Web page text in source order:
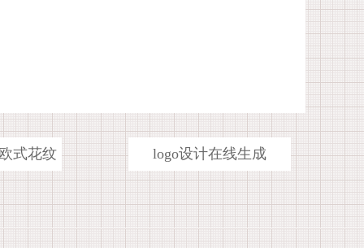
式花纹 logo设计在线生成